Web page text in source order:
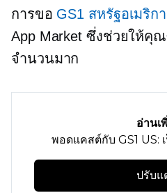
การขอ GS1 สหรัฐอเมริกา
App Market ซึ่งช่วยให้คุ
จำนวนมาก
อ่านเ
พอดแคสต์กับ GS1 US:
ปรับแ